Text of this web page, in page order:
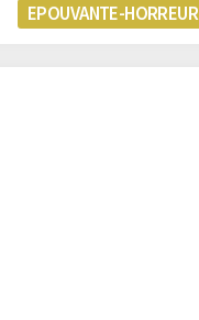
EPOUVANTE-HORREUR